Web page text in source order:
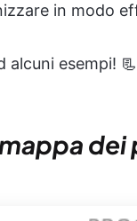
in modo
alcuni esempi! 📃